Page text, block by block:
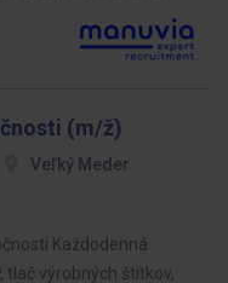
(m/ž)
Veľký Meder
Každodenná
tlač výrobných štítkov,